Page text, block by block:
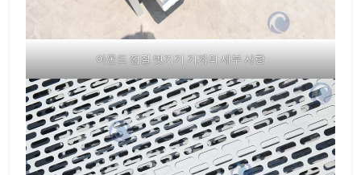
아몬드 껍질 벗기기 기계의 세부 사항